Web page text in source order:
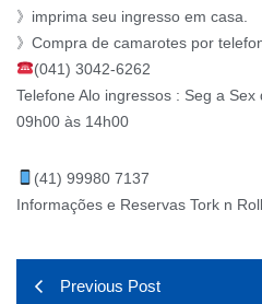
》imprima seu ingresso em casa.
》Compra de camarotes por
(041) 3042-6262
Telefone Alo ingressos : Seg a
09h00 às 14h00
(41) 99980 7137
Informações e Reservas Tork n Roll
Previous Post